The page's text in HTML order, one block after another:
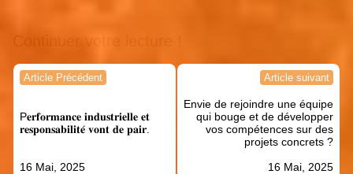
Continuer votre lecture !
Navigation
l’article
Article Précédent
P𝐞𝐫𝐟𝐨𝐫𝐦𝐚𝐧𝐜𝐞 𝐢𝐧𝐝𝐮𝐬𝐭𝐫𝐢𝐞𝐥𝐥𝐞 𝐞𝐭
𝐫𝐞𝐬𝐩𝐨𝐧𝐬𝐚𝐛𝐢𝐥𝐢𝐭𝐞́ 𝐯𝐨𝐧𝐭 𝐝𝐞 𝐩𝐚𝐢𝐫.
16 Mai, 2025
Article suivant
Envie de rejoindre une équipe
qui bouge et de développer
vos compétences sur des
projets concrets ?
16 Mai, 2025